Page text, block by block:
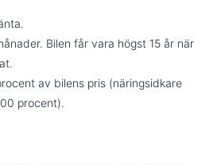
Bilen får vara högst 15 år när
av bilens pris (näringsidkare
procent).